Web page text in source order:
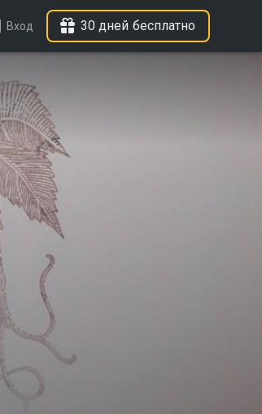
Вход 30 дней бесплатно